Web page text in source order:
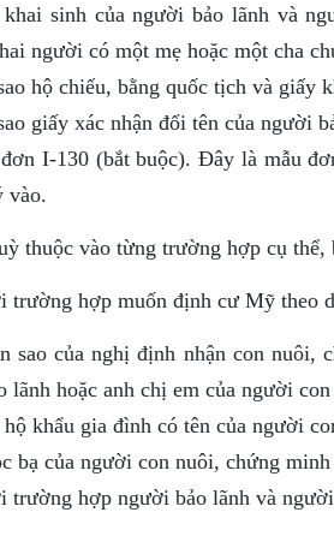
sinh của người bảo lãnh và
người có một mẹ hoặc một cha
hộ chiếu, bằng quốc tịch và giấy
giấy xác nhận đổi tên của người
I-130 (bắt buộc). Đây là mẫu
vào.
thuộc vào từng trường hợp cụ thể,
hợp muốn định cư Mỹ theo
sao của nghị định nhận con
lãnh hoặc anh chị em của người
hộ khẩu gia đình có tên của người
bạ của người con nuôi, chứng minh
hợp người bảo lãnh và